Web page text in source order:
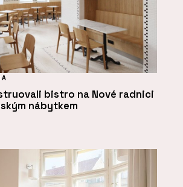
bistro na Nové radnici
nábytkem